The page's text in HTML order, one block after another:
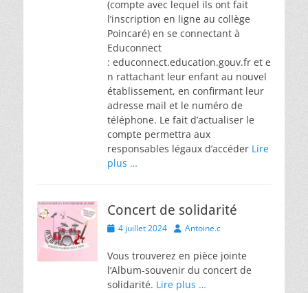
(compte avec lequel ils ont fait
l’inscription en ligne au collège
Poincaré) en se connectant à
Educonnect
: educonnect.education.gouv.fr et e
n rattachant leur enfant au nouvel
établissement, en confirmant leur
adresse mail et le numéro de
téléphone. Le fait d’actualiser le
compte permettra aux
responsables légaux d’accéder Lire
plus …
Concert de solidarité
Posted4 juillet 2024 Author
Antoine.c
Vous trouverez en pièce jointe
l’Album-souvenir du concert de
solidarité. Lire plus …